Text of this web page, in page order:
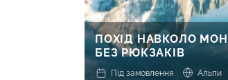
ПОХІД НАВКОЛО
БЕЗ РЮКЗАКІВ
Під замовлення
Альпи